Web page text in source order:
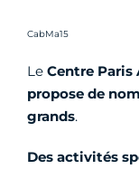
Crédit photo :
CabMa15
Le Centre Paris
propose de
grands.
Des activités